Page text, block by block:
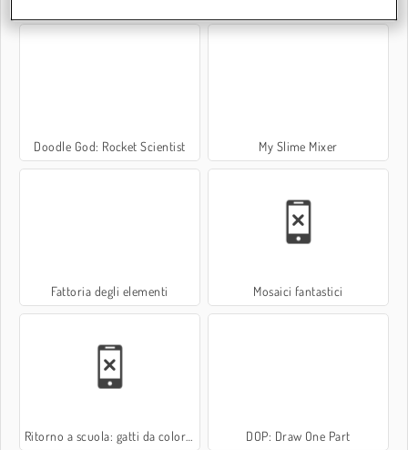
Doodle God: Rocket Scientist My Slime Mixer
Fattoria degli elementi Mosaici fantastici
Ritorno a scuola: gatti da colorare DOP: Draw One Part